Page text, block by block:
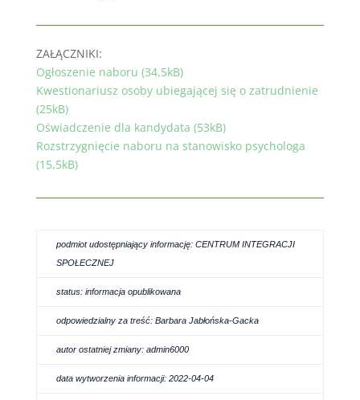
ZAŁĄCZNIKI:
Ogłoszenie naboru (34,5kB)
Kwestionariusz osoby ubiegającej się o zatrudnienie
(25kB)
Oświadczenie dla kandydata (53kB)
Rozstrzygnięcie naboru na stanowisko psychologa
(15,5kB)
podmiot udostępniający informację: CENTRUM INTEGRACJI
SPOŁECZNEJ
status: informacja opublikowana
odpowiedzialny za treść: Barbara Jabłońska-Gacka
autor ostatniej zmiany: admin6000
data wytworzenia informacji: 2022-04-04